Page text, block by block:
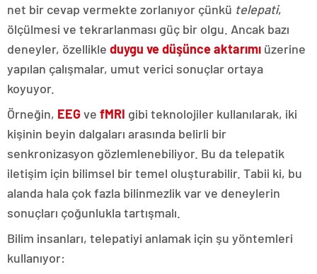
net bir cevap vermekte zorlanıyor çünkü telepati,
ölçülmesi ve tekrarlanması güç bir olgu. Ancak bazı
deneyler, özellikle duygu ve düşünce aktarımı üzerine
yapılan çalışmalar, umut verici sonuçlar ortaya
koyuyor.
Örneğin, EEGve fMRI gibi teknolojiler kullanılarak, iki
kişinin beyin dalgaları arasında belirli bir
senkronizasyon gözlemlenebiliyor. Bu da telepatik
iletişim için bilimsel bir temel oluşturabilir. Tabii ki, bu
alanda hala çok fazla bilinmezlik var ve deneylerin
sonuçları çoğunlukla tartışmalı.
Bilim insanları, telepatiyi anlamak için şu yöntemleri
kullanıyor: